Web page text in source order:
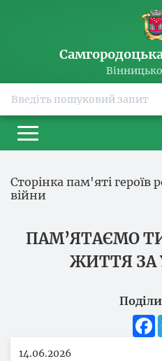
Самгородоцька
Сторінка пам'яті героїв
війни
ПАМ’ЯТАЄМО
ЖИТТЯ ЗА
14.06.2026